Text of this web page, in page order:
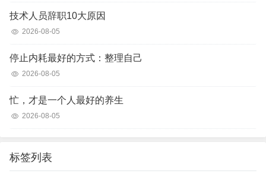
技术人员辞职10大原因
2026-08-05
停止内耗最好的方式：整理自己
2026-08-05
忙，才是一个人最好的养生
2026-08-05
标签列表